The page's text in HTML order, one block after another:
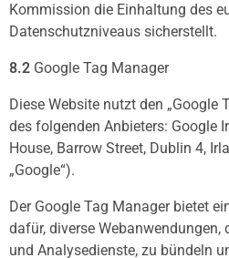
Kommission die Einhaltung des
Datenschutzniveaus sicherstellt.
8.2 Google Tag Manager
Diese Website nutzt den „Google
des folgenden Anbieters: Google
House, Barrow Street, Dublin 4,
„Google“).
Der Google Tag Manager bietet
dafür, diverse Webanwendungen,
und Analysedienste, zu bündeln